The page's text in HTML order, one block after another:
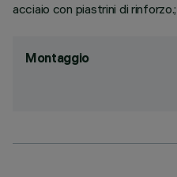
acciaio con piastrini di rinforzo.;
Montaggio